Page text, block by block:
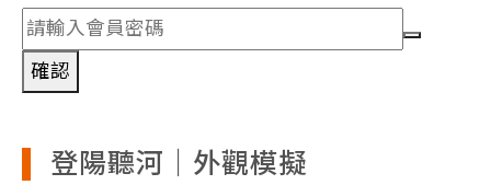
確認
登陽聽河｜外觀模擬